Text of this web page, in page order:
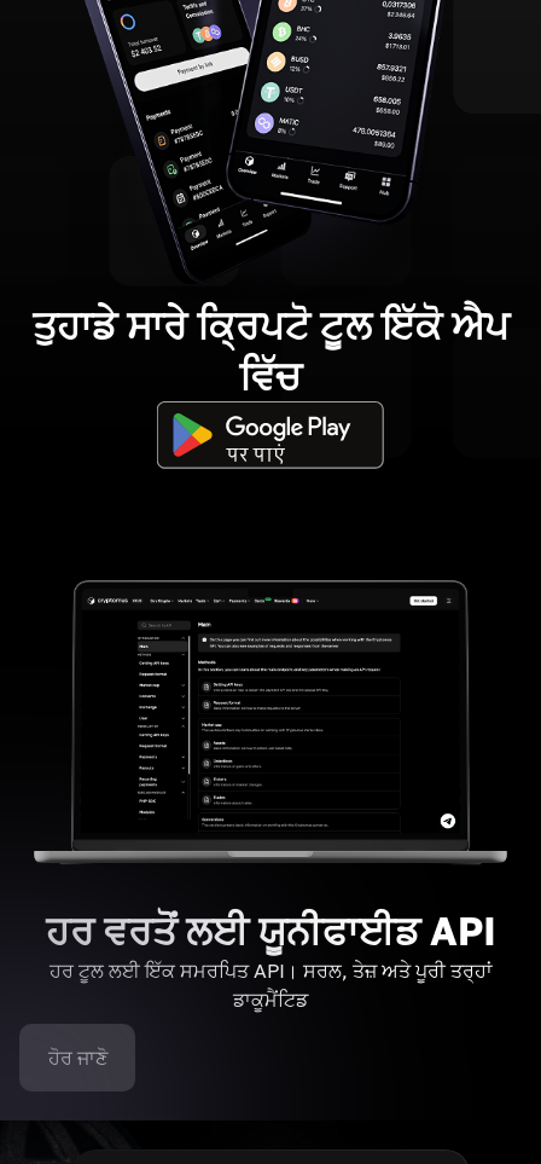
ਤੁਹਾਡੇ ਸਾਰੇ ਕ੍ਰਿਪਟੋ ਟੂਲ ਇੱਕੋ ਐਪ
ਵਿੱਚ
ਹਰ ਵਰਤੋਂ ਲਈ ਯੂਨੀਫਾਈਡ API
ਹਰ ਟੂਲ ਲਈ ਇੱਕ ਸਮਰਪਿਤ API। ਸਰਲ, ਤੇਜ਼ ਅਤੇ ਪੂਰੀ ਤਰ੍ਹਾਂ
ਡਾਕੂਮੈਂਟਿਡ
ਹੋਰ ਜਾਣੋ